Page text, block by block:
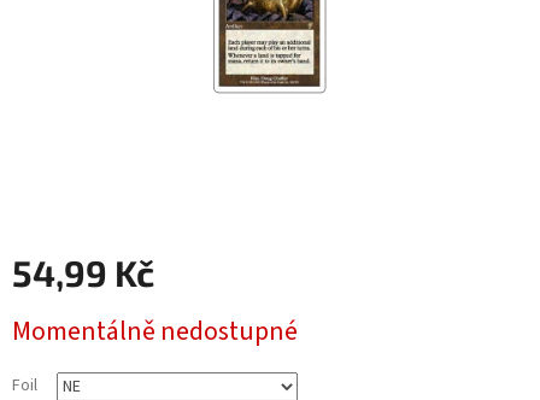
54,99 Kč
cena:
Momentálně nedostupné
Foil